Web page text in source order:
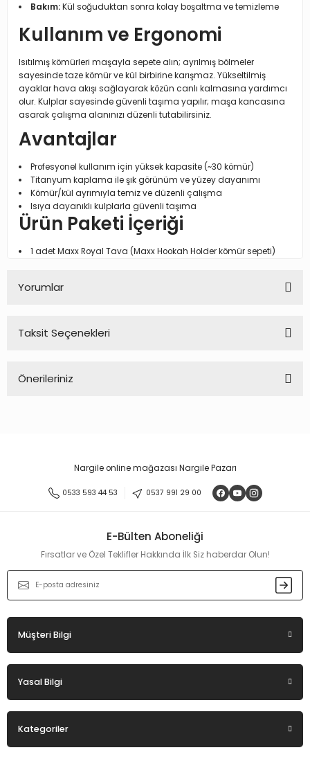
Bakım:Kül soğuduktan sonra kolay boşaltma ve temizleme
Kullanım ve Ergonomi
Isıtılmış kömürleri maşayla sepete alın; ayrılmış bölmeler
sayesinde taze kömür ve kül birbirine karışmaz. Yükseltilmiş
ayaklar hava akışı sağlayarak közün canlı kalmasına yardımcı
olur. Kulplar sayesinde güvenli taşıma yapılır; maşa kancasına
asarak çalışma alanınızı düzenli tutabilirsiniz.
Avantajlar
Profesyonel kullanım için yüksek kapasite (~30 kömür)
Titanyum kaplama ile şık görünüm ve yüzey dayanımı
Kömür/kül ayrımıyla temiz ve düzenli çalışma
Isıya dayanıklı kulplarla güvenli taşıma
Ürün Paketi İçeriği
1 adet Maxx Royal Tava (Maxx Hookah Holder kömür sepeti)
Yorumlar
Taksit Seçenekleri
Önerileriniz
Ürün resmi kalitesiz, bozuk veya görüntülenemiyor.
Ürün bilgilerinde hatalar bulunuyor.
Ürün fiyatı diğer sitelerden daha pahalı.
Bu ürüne benzer farklı alternatifler olmalı.
Nargile online mağazası Nargile Pazarı
0533 593 44 53 0537 991 29 00
E-Bülten Aboneliği
Fırsatlar ve Özel Teklifler Hakkında İlk Siz haberdar Olun!
Müşteri Bilgi
Yasal Bilgi
Kategoriler